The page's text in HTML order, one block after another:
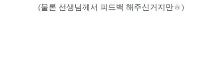
(물론 선생님께서 피드백 해주신거지만ㅎ)